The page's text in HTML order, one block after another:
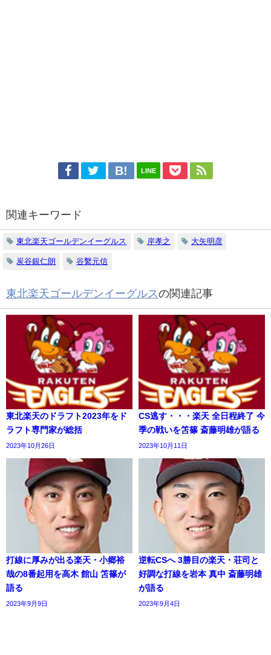
LINE
関連キーワード
東北楽天ゴールデンイーグルス 岸孝之 大矢明彦
炭谷銀仁朗 谷繫元信
東北楽天ゴールデンイーグルス の関連記事
東北楽天のドラフト2023年をド
ラフト専門家が総括
2023年10月26日
CS逃す・・・楽天 全日程終了 今
季の戦いを笘篠 斎藤明雄が語る
2023年10月11日
打線に厚みが出る楽天・小郷裕
哉の8番起用を高木 館山 笘篠が
語る
2023年9月9日
逆転CSへ 3勝目の楽天・荘司と
好調な打線を岩本 真中 斎藤明雄
が語る
2023年9月4日